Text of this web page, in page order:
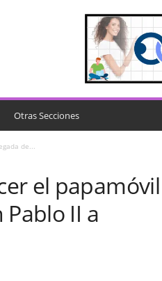
Otras Secciones
de...
el papamóvil
II a